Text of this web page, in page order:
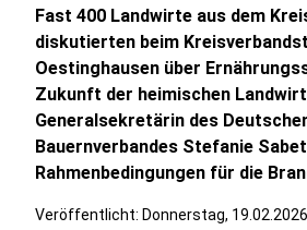
Fast 400 Landwirte aus dem
diskutierten beim
Oestinghausen über
Zukunft der heimischen
Generalsekretärin des
Bauernverbandes Stefanie
Rahmenbedingungen für die
Veröffentlicht: Donnerstag,